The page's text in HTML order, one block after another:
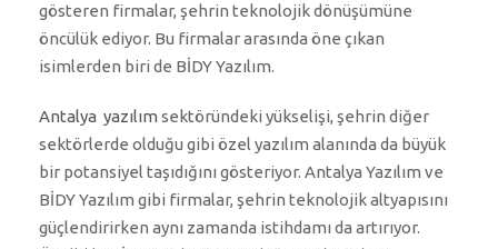
gösteren firmalar, şehrin teknolojik dönüşümüne
öncülük ediyor. Bu firmalar arasında öne çıkan
isimlerden biri de BİDY Yazılım.
Antalya yazılım sektöründeki yükselişi, şehrin diğer
sektörlerde olduğu gibi özel yazılım alanında da büyük
bir potansiyel taşıdığını gösteriyor. Antalya Yazılım ve
BİDY Yazılım gibi firmalar, şehrin teknolojik altyapısını
güçlendirirken aynı zamanda istihdamı da artırıyor.